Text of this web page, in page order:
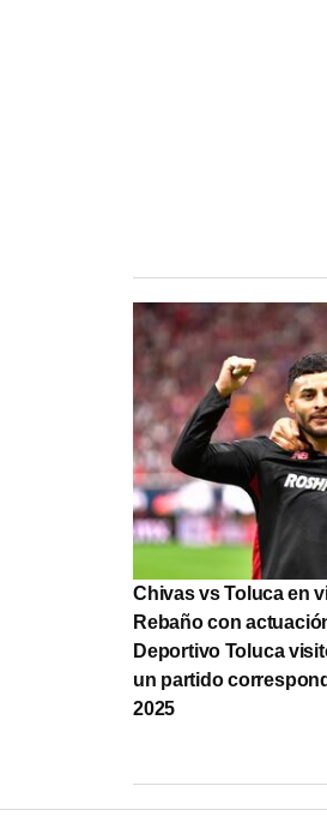
Chivas vs Toluca en
Rebaño con
Deportivo Toluca
un partido
2025